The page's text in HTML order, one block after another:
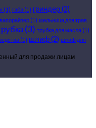
(1) габа (1) гриндер(2)
(1) мельница для трав
(3) трубка для масла (1)
(1) шлиф(2) шлиф для
для продажи лицам